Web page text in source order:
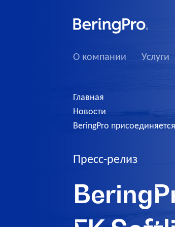
О компании Услуги
Главная
Новости
BeringPro
Пресс-релиз